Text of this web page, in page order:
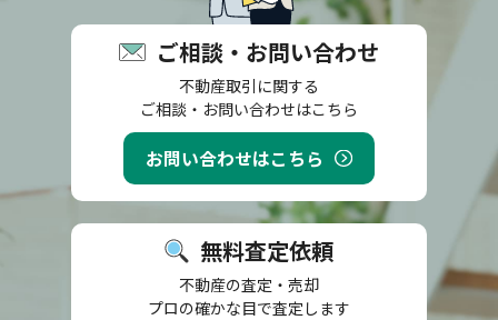
ご相談・お問い合わせ
不動産取引に関する
ご相談・お問い合わせはこちら
お問い合わせはこちら
無料査定依頼
不動産の査定・売却
プロの確かな目で査定します